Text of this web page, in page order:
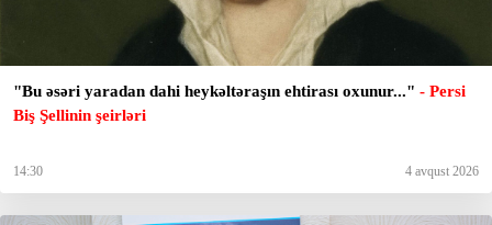
"Bu əsəri yaradan dahi heykəltəraşın ehtirası oxunur..." - Persi
Biş Şellinin şeirləri
14:30 4 avqust 2026